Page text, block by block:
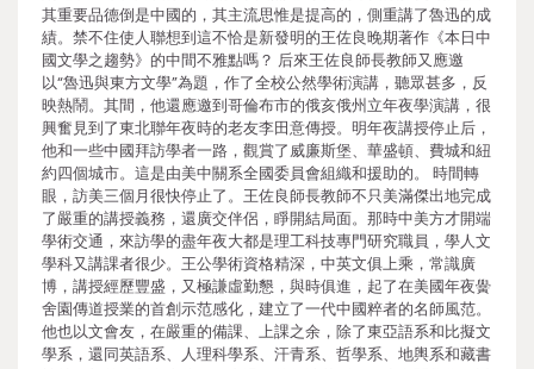
其重要品德倒是中國的，其主流思惟是提高的，側重講了魯迅的成
績。禁不住使人聯想到這不恰是新發明的王佐良晚期著作《本日中
國文學之趨勢》的中間不雅點嗎？ 后來王佐良師長教師又應邀
以“魯迅與東方文學”為題，作了全校公然學術演講，聽眾甚多，反
映熱鬧。其間，他還應邀到哥倫布市的俄亥俄州立年夜學演講，很
興奮見到了東北聯年夜時的老友李田意傳授。明年夜講授停止后，
他和一些中國拜訪學者一路，觀賞了威廉斯堡、華盛頓、費城和紐
約四個城市。這是由美中關系全國委員會組織和援助的。 時間轉
眼，訪美三個月很快停止了。王佐良師長教師不只美滿傑出地完成
了嚴重的講授義務，還廣交伴侶，睜開結局面。那時中美方才開端
學術交通，來訪學的盡年夜大都是理工科技專門研究職員，學人文
學科又講課者很少。王公學術資格精深，中英文俱上乘，常識廣
博，講授經歷豐盛，又極謙虛勤懇，與時俱進，起了在美國年夜黌
舍園傳道授業的首創示范感化，建立了一代中國粹者的名師風范。
他也以文會友，在嚴重的備課、上課之余，除了東亞語系和比擬文
學系，還同英語系、人理科學系、汗青系、哲學系、地輿系和藏書